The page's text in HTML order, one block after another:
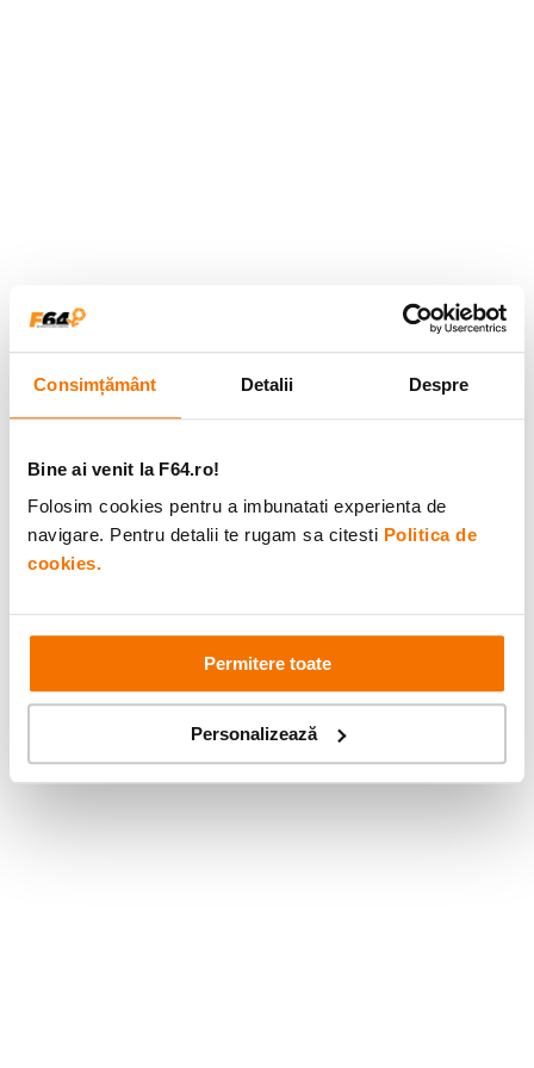
Consimțământ Detalii Despre
Bine ai venit la F64.ro!
Folosim cookies pentru a imbunatati experienta de
navigare. Pentru detalii te rugam sa citesti Politica de
cookies.
Permitere toate
Personalizează